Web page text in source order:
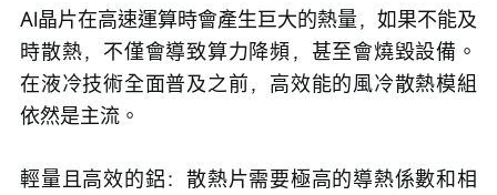
AI晶片在高速運算時會產生巨大的熱量，如果不能及
時散熱，不僅會導致算力降頻，甚至會燒毀設備。
在液冷技術全面普及之前，高效能的風冷散熱模組
依然是主流。
輕量且高效的鋁：散熱片需要極高的導熱係數和相